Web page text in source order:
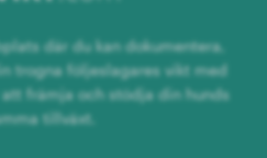
där du kan dokumentera,
trogna följeslagares vikt med
främja och stödja din hunds
tillväxt.